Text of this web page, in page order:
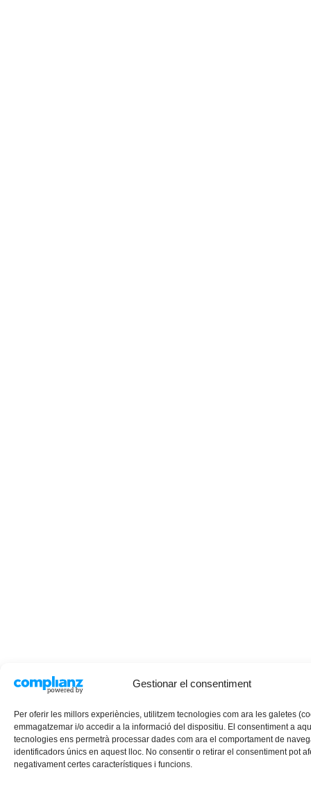
Gestionar el consentiment
Per oferir les millors experiències, utilitzem tecnologies com ara les galetes
emmagatzemar i/o accedir a la informació del dispositiu. El consentiment a
tecnologies ens permetrà processar dades com ara el comportament de
identificadors únics en aquest lloc. No consentir o retirar el consentiment pot
negativament certes característiques i funcions.